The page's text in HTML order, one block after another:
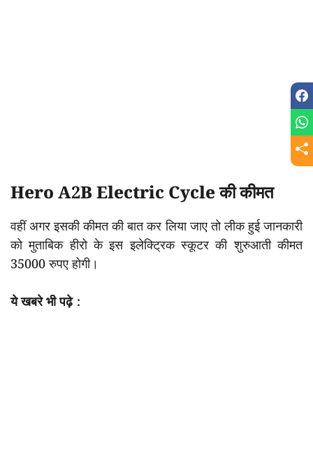
Hero A2B Electric Cycle की कीमत
वहीं अगर इसकी कीमत की बात कर लिया जाए तो लीक हुई जानकारी
को मुताबिक हीरो के इस इलेक्ट्रिक स्कूटर की शुरुआती कीमत
35000 रुपए होगी।
ये खबरे भी पढ़े :